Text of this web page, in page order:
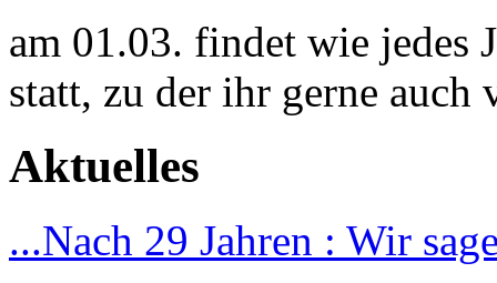
am 01.03. findet wie jedes
statt, zu der ihr gerne
Aktuelles
...Nach 29 Jahren : Wir